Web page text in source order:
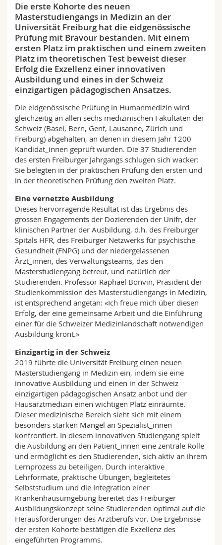
Interfakultär
Doktorierende
Vorlesungsverzeichnis
MyUnifr
Die erste Kohorte des neuen
Masterstudiengangs in Medizin an der
Universität Freiburg hat die eidgenössische
Prüfung mit Bravour bestanden. Mit einem
ersten Platz im praktischen und einem zweiten
Platz im theoretischen Test beweist dieser
Erfolg die Exzellenz einer innovativen
Ausbildung und eines in der Schweiz
einzigartigen pädagogischen Ansatzes.
Die eidgenössische Prüfung in Humanmedizin wird
gleichzeitig an allen sechs medizinischen Fakultäten der
Schweiz (Basel, Bern, Genf, Lausanne, Zürich und
Freiburg) abgehalten, an denen in diesem Jahr 1200
Kandidat_innen geprüft wurden. Die 37 Studierenden
des ersten Freiburger Jahrgangs schlugen sich wacker:
Sie belegten in der praktischen Prüfung den ersten und
in der theoretischen Prüfung den zweiten Platz.
Eine vernetzte Ausbildung
Dieses hervorragende Resultat ist das Ergebnis des
grossen Engagements der Dozierenden der Unifr, der
klinischen Partner der Ausbildung, d.h. des Freiburger
Spitals HFR, des Freiburger Netzwerks für psychische
Gesundheit (FNPG) und der niedergelassenen
Ärzt_innen, des Verwaltungsteams, das den
Masterstudiengang betreut, und natürlich der
Studierenden. Professor Raphaël Bonvin, Präsident der
Studienkommission des Masterstudiengangs in Medizin,
ist entsprechend angetan: «Ich freue mich über diesen
Erfolg, der eine gemeinsame Arbeit und die Einführung
einer für die Schweizer Medizinlandschaft notwendigen
Ausbildung krönt.»
Einzigartig in der Schweiz
2019 führte die Universität Freiburg einen neuen
Masterstudiengang in Medizin ein, indem sie eine
innovative Ausbildung und einen in der Schweiz
einzigartigen pädagogischen Ansatz anbot und der
Hausarztmedizin einen wichtigen Platz einräumte.
Dieser medizinische Bereich sieht sich mit einem
besonders starken Mangel an Spezialist_innen
konfrontiert. In diesem innovativen Studiengang spielt
die Ausbildung an den Patient_innen eine zentrale Rolle
und ermöglicht es den Studierenden, sich aktiv an ihrem
Lernprozess zu beteiligen. Durch interaktive
Lehrformate, praktische Übungen, begleitetes
Selbststudium und die Integration einer
Krankenhausumgebung bereitet das Freiburger
Ausbildungskonzept seine Studierenden optimal auf die
Herausforderungen des Arztberufs vor. Die Ergebnisse
der ersten Kohorte bestätigen die Exzellenz des
eingeführten Programms.